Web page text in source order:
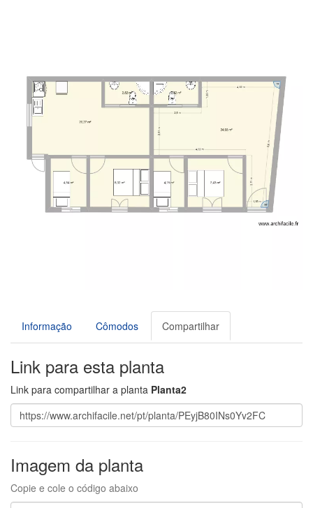
Informação Cômodos Compartilhar
Link para esta planta
Link para compartilhar a planta Planta2
Imagem da planta
Copie e cole o código abaixo